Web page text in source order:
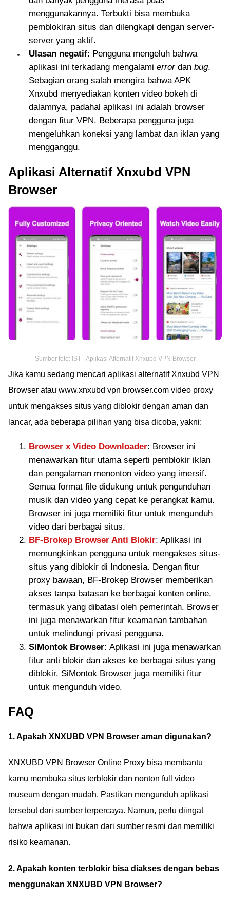
menggunakannya. Terbukti bisa membuka
pemblokiran situs dan dilengkapi dengan server-
server yang aktif.
Ulasan negatif: Pengguna mengeluh bahwa
aplikasi ini terkadang mengalami errordan bug.
Sebagian orang salah mengira bahwa APK
Xnxubd menyediakan konten video bokeh di
dalamnya, padahal aplikasi ini adalah browser
dengan fitur VPN. Beberapa pengguna juga
mengeluhkan koneksi yang lambat dan iklan yang
mengganggu.
Aplikasi Alternatif Xnxubd VPN
Browser
Sumber foto: IST - Aplikasi Alternatif Xnxubd VPN Browser
Jika kamu sedang mencari aplikasi alternatif Xnxubd VPN
Browser atau www.xnxubd vpn browser.com video proxy
untuk mengakses situs yang diblokir dengan aman dan
lancar, ada beberapa pilihan yang bisa dicoba, yakni:
Browser x Video Downloader: Browser ini
menawarkan fitur utama seperti pemblokir iklan
dan pengalaman menonton video yang imersif.
Semua format file didukung untuk pengunduhan
musik dan video yang cepat ke perangkat kamu.
Browser ini juga memiliki fitur untuk mengunduh
video dari berbagai situs.
BF-Brokep Browser Anti Blokir: Aplikasi ini
memungkinkan pengguna untuk mengakses situs-
situs yang diblokir di Indonesia. Dengan fitur
proxy bawaan, BF-Brokep Browser memberikan
akses tanpa batasan ke berbagai konten online,
termasuk yang dibatasi oleh pemerintah. Browser
ini juga menawarkan fitur keamanan tambahan
untuk melindungi privasi pengguna.
SiMontok Browser: Aplikasi ini juga menawarkan
fitur anti blokir dan akses ke berbagai situs yang
diblokir. SiMontok Browser juga memiliki fitur
untuk mengunduh video.
FAQ
1. Apakah XNXUBD VPN Browser aman digunakan?
XNXUBD VPN Browser Online Proxy bisa membantu
kamu membuka situs terblokir dan nonton full video
museum dengan mudah. Pastikan mengunduh aplikasi
tersebut dari sumber terpercaya. Namun, perlu diingat
bahwa aplikasi ini bukan dari sumber resmi dan memiliki
risiko keamanan.
2. Apakah konten terblokir bisa diakses dengan bebas
menggunakan XNXUBD VPN Browser?